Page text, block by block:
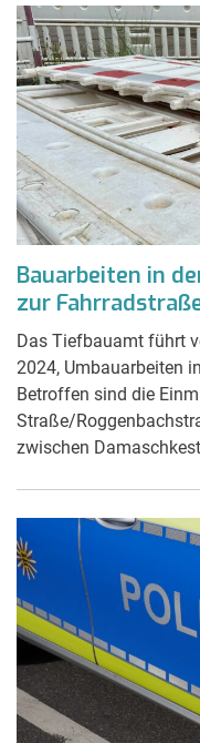
Bauarbeiten in
zur
Das Tiefbauamt führt
2024, Umbauarbeiten
Betroffen sind die
Straße/
zwischen